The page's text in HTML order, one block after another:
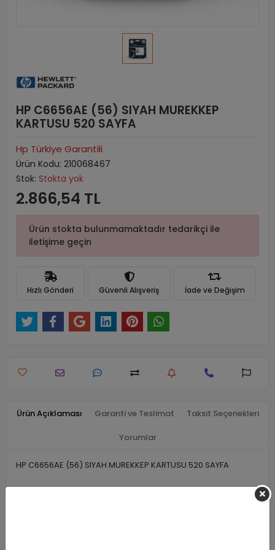
HP C6656AE (56) SIYAH MUREKKEP
KARTUSU 520 SAYFA
Hp Türkiye Garantili
Ürün Kodu: 210068467
Stok: Stokta yok
2.866,54 TL
Ürün stokta bulunmamaktadır tedarikçi ile
iletişime geçin
Hızlı Gönderi Güvenli Alışveriş İade ve Değişim
Ürün Açıklaması Garanti ve Teslimat Taksit Seçenekleri
Yorumlar
HP C6656AE (56) SIYAH MUREKKEP KARTUSU 520 SAYFA